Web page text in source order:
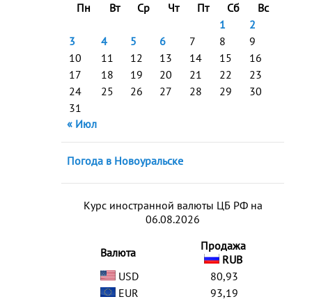
Пн
Вт Ср Чт Пт Сб
Вс
1
2
3
4 5 6 7 8
9
10
11 12 13 14 15
16
17
18 19 20 21 22
23
24
25 26 27 28 29
30
31
« Июл
Погода в Новоуральске
Курс иностранной валюты ЦБ РФ на
06.08.2026
Валюта
Продажа
RUB
USD
80,93
EUR
93,19